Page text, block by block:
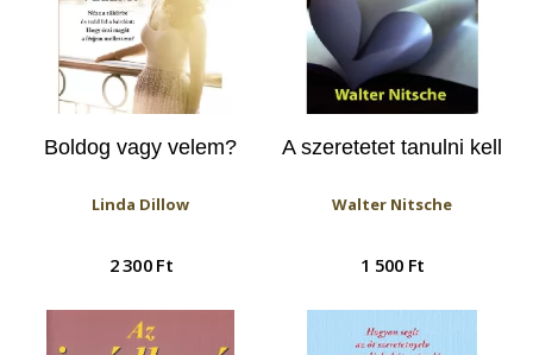
Boldog vagy velem?
Linda Dillow
2 300 Ft
A szeretetet tanulni kell
Walter Nitsche
1 500 Ft